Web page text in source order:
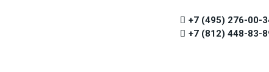
+7 (495) 276-00-
+7 (812) 448-83-